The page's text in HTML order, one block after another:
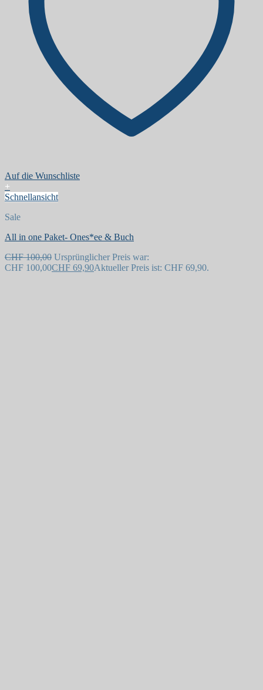
Auf die Wunschliste
+
Schnellansicht
Sale
All in one Paket- Ones*ee & Buch
CHF100,00 Ursprünglicher Preis war:
CHF 100,00CHF 69,90Aktueller Preis ist: CHF 69,90.